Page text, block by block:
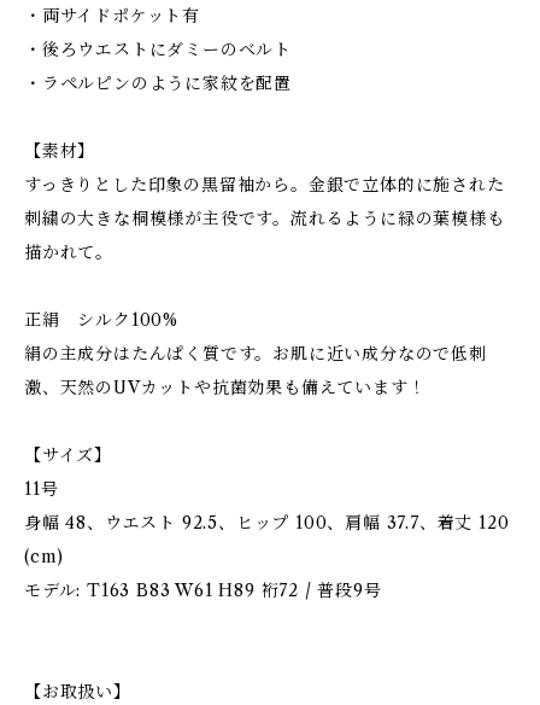
・両サイドポケット有
・後ろウエストにダミーのベルト
・ラペルピンのように家紋を配置
【素材】
すっきりとした印象の黒留袖から。金銀で立体的に施された
刺繍の大きな桐模様が主役です。流れるように緑の葉模様も
描かれて。
正絹 シルク100%
絹の主成分はたんぱく質です。お肌に近い成分なので低刺
激、天然のUVカットや抗菌効果も備えています！
【サイズ】
11号
身幅 48、ウエスト 92.5、ヒップ 100、肩幅 37.7、着丈 120
(cm)
モデル: T163 B83 W61 H89 裄72 / 普段9号
【お取扱い】